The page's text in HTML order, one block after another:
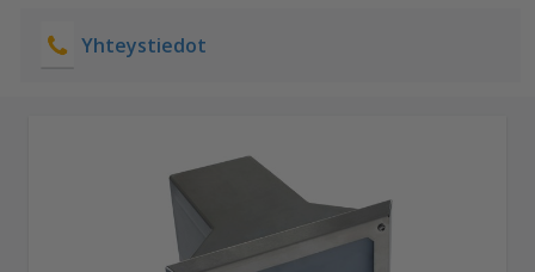
Yhteystiedot